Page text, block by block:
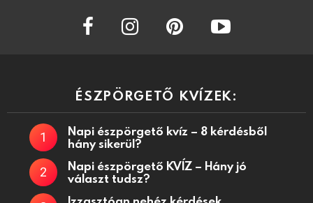
facebook instagram
ÉSZPÖRGETŐ KVÍZEK:
Napi észpörgető kvíz – 8 kérdésből
hány sikerül?
Napi észpörgető KVÍZ – Hány jó
választ tudsz?